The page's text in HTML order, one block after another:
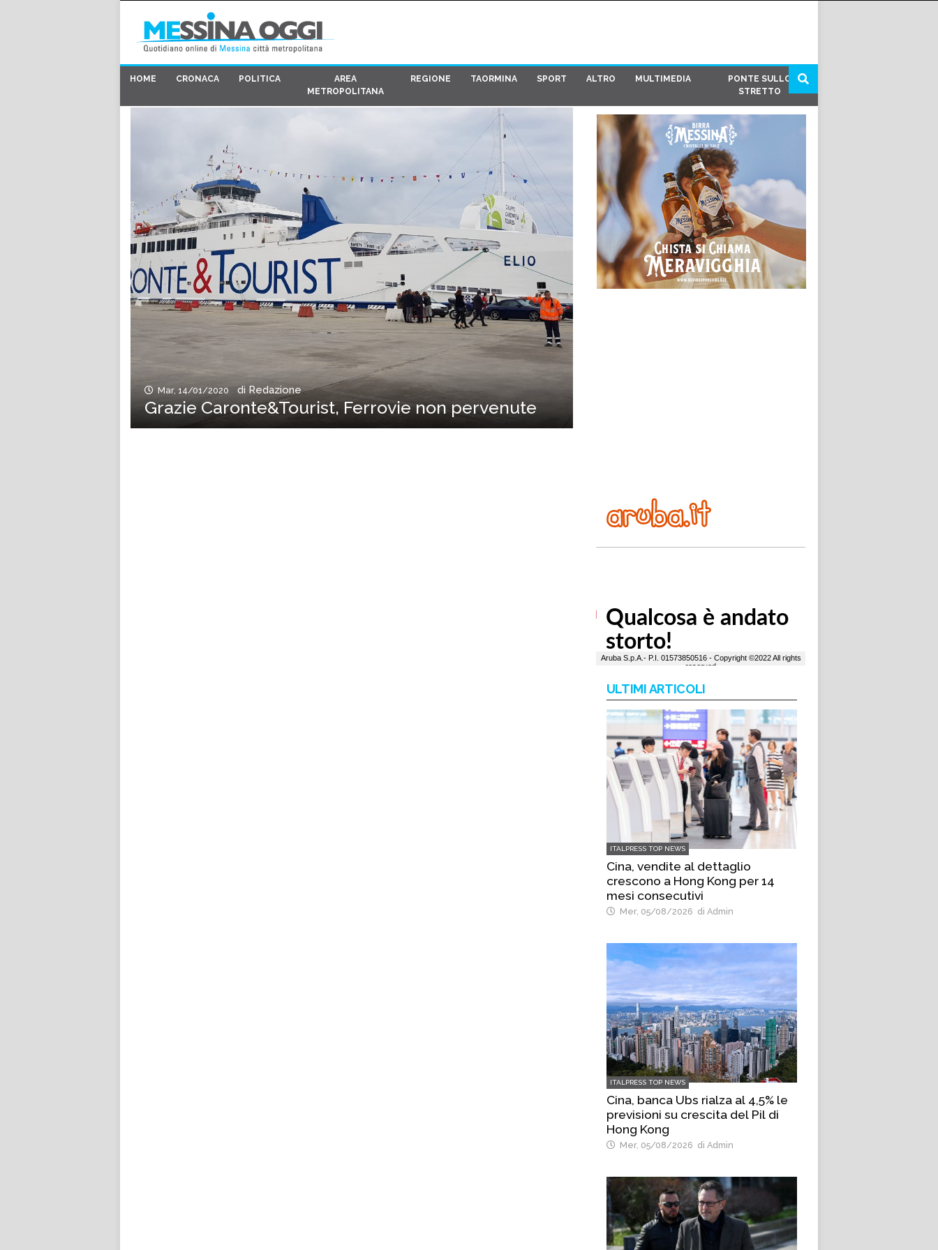
HOME CRONACA POLITICA
AREA
METROPOLITANA
REGIONE TAORMINA SPORT ALTRO MULTIMEDIA
PONTE SULLO
STRETTO
Mar, 14/01/2020 di Redazione
Grazie Caronte&Tourist, Ferrovie non pervenute
ULTIMI ARTICOLI
ITALPRESS TOP NEWS
Cina, vendite al dettaglio
crescono a Hong Kong per 14
mesi consecutivi
Mer, 05/08/2026 di Admin
ITALPRESS TOP NEWS
Cina, banca Ubs rialza al 4,5% le
previsioni su crescita del Pil di
Hong Kong
Mer, 05/08/2026 di Admin